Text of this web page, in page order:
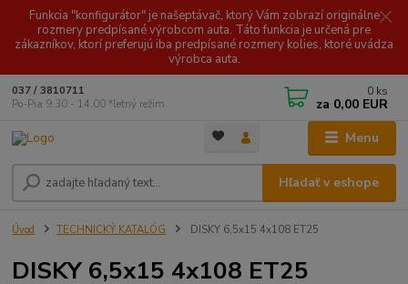
Funkcia "konfigurátor" je našeptávač, ktorý Vám zobrazí originálne
rozmery predpísané výrobcom auta. Táto funkcia je určená pre
zákazníkov, ktorí preferujú iba predpísané rozmery kolies, ktoré uvádza
výrobca auta.
Menu
Hľadať v eshope
037 / 3810711
Po-Pia 9.30 - 14.00 *letný režim
0 ks
za 0,00 EUR
Úvod TECHNICKÝ KATALÓG DISKY 6,5x15 4x108 ET25
DISKY 6,5x15 4x108 ET25